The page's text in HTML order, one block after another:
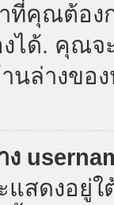
ที่คุณต้อ
ได้. คุณจ
นล่างขอ
สดงอยู่ใ